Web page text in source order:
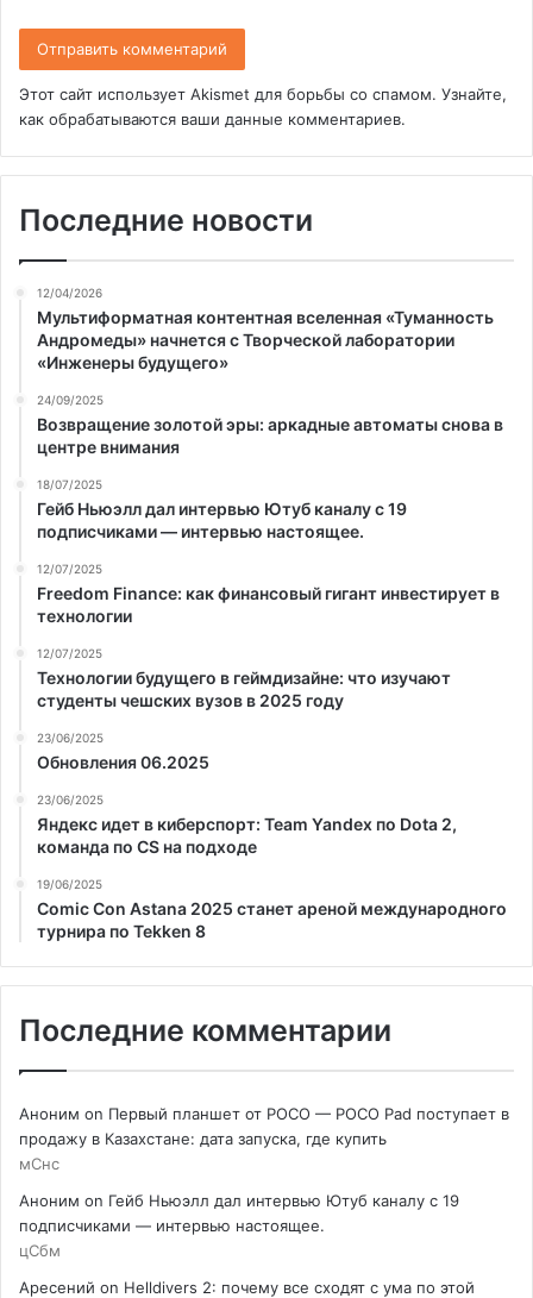
Этот сайт использует Akismet для борьбы со спамом. Узнайте,
как обрабатываются ваши данные комментариев.
Последние новости
12/04/2026
Мультиформатная контентная вселенная «Туманность
Андромеды» начнется с Творческой лаборатории
«Инженеры будущего»
24/09/2025
Возвращение золотой эры: аркадные автоматы снова в
центре внимания
18/07/2025
Гейб Ньюэлл дал интервью Ютуб каналу с 19
подписчиками — интервью настоящее.
12/07/2025
Freedom Finance: как финансовый гигант инвестирует в
технологии
12/07/2025
Технологии будущего в геймдизайне: что изучают
студенты чешских вузов в 2025 году
23/06/2025
Обновления 06.2025
23/06/2025
Яндекс идет в киберспорт: Team Yandex по Dota 2,
команда по CS на подходе
19/06/2025
Comic Con Astana 2025 станет ареной международного
турнира по Tekken 8
Последние комментарии
Аноним on Первый планшет от POCO — POCO Pad поступает в
продажу в Казахстане: дата запуска, где купить
мСнс
Аноним on Гейб Ньюэлл дал интервью Ютуб каналу с 19
подписчиками — интервью настоящее.
цСбм
Аресений on Helldivers 2: почему все сходят с ума по этой